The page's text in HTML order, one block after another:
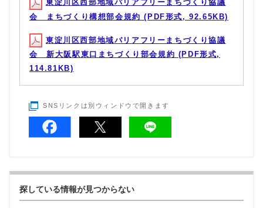
東淀川区西部地域バリアフリーまちづくり協議
会 まちづくり構想部会規約 (PDF形式, 92.65KB)
東淀川区西部地域バリアフリーまちづくり協議
会 新大阪駅東口まちづくり部会規約 (PDF形式,
114.81KB)
SNSリンクは別ウィンドウで開きます
探している情報が見つからない